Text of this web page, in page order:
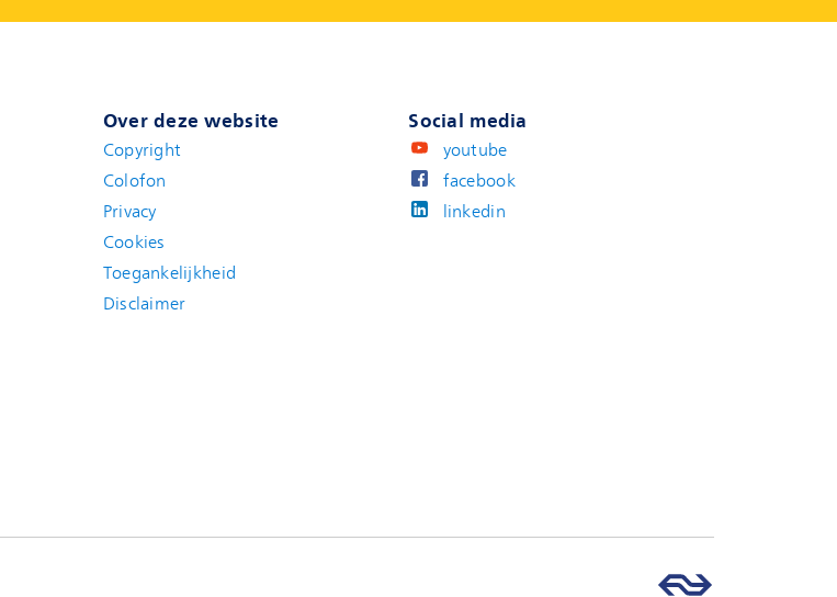
Over deze website
Copyright
Colofon
Privacy
Cookies
Toegankelijkheid
Disclaimer
Social media
youtube
facebook
linkedin